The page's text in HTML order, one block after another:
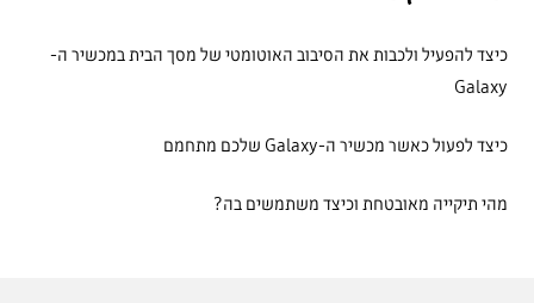
כיצד להפעיל ולכבות את הסיבוב האוטומטי של מסך הבית במכשיר ה-
Galaxy
כיצד לפעול כאשר מכשיר ה-Galaxy שלכם מתחמם
מהי תיקייה מאובטחת וכיצד משתמשים בה?